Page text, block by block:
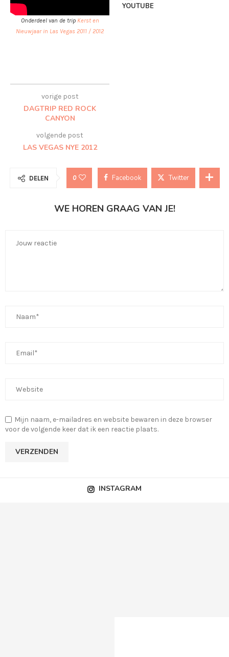
Onderdeel van de trip Kerst en
Nieuwjaar in Las Vegas 2011 / 2012
vorige post
DAGTRIP RED ROCK
CANYON
volgende post
LAS VEGAS NYE 2012
YOUTUBE
DELEN 0 Facebook Twitter
WE HOREN GRAAG VAN JE!
Mijn naam, e-mailadres en website bewaren in deze browser
voor de volgende keer dat ik een reactie plaats.
INSTAGRAM